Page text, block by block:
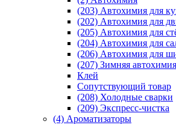
(203) Автохимия для
(202) Автохимия для
(205) Автохимия для
(204) Автохимия для
(206) Автохимия для
(207) Зимняя автохимия
Клей
Сопутствующий товар
(208) Холодные сварки
(209) Экспреcс-чистка
(4) Ароматизаторы